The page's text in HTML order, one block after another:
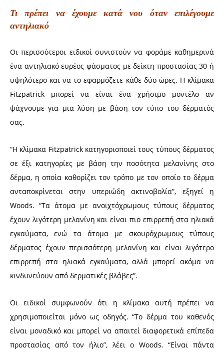
Τι πρέπει να έχουμε κατά νου όταν επιλέγουμε
αντηλιακό
Οι περισσότεροι ειδικοί συνιστούν να φοράμε καθημερινά
ένα αντηλιακό ευρέος φάσματος με δείκτη προστασίας 30 ή
υψηλότερο και να το εφαρμόζετε κάθε δύο ώρες. Η κλίμακα
Fitzpatrick μπορεί να είναι ένα χρήσιμο μοντέλο αν
ψάχνουμε για μια λύση με βάση τον τύπο του δέρματός
σας.
“Η κλίμακα Fitzpatrick κατηγοριοποιεί τους τύπους δέρματος
σε έξι κατηγορίες με βάση την ποσότητα μελανίνης στο
δέρμα, η οποία καθορίζει τον τρόπο με τον οποίο το δέρμα
ανταποκρίνεται στην υπεριώδη ακτινοβολία”, εξηγεί η
Woods. “Τα άτομα με ανοιχτόχρωμους τύπους δέρματος
έχουν λιγότερη μελανίνη και είναι πιο επιρρεπή στα ηλιακά
εγκαύματα, ενώ τα άτομα με σκουρόχρωμους τύπους
δέρματος έχουν περισσότερη μελανίνη και είναι λιγότερο
επιρρεπή στα ηλιακά εγκαύματα, αλλά μπορεί ακόμα να
κινδυνεύουν από δερματικές βλάβες”.
Οι ειδικοί συμφωνούν ότι η κλίμακα αυτή πρέπει να
χρησιμοποιείται μόνο ως οδηγός. “Το δέρμα του καθενός
είναι μοναδικό και μπορεί να απαιτεί διαφορετικά επίπεδα
προστασίας από τον ήλιο”, λέει ο Woods. “Είναι πάντα